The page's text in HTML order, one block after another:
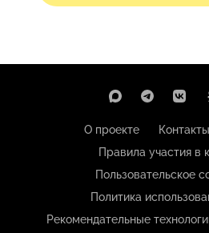
О проекте Контакты
Правила участия в
Пользовательское
Политика
Рекомендательные